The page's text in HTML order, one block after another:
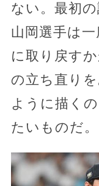
ない。最初
山岡選手は
に取り戻す
の立ち直り
ように描く
たいものだ。